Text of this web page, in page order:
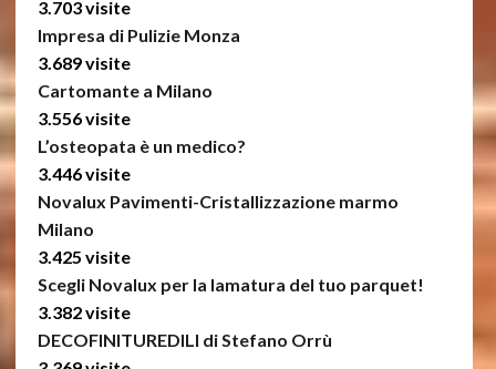
3.703 visite
Impresa di Pulizie Monza
3.689 visite
Cartomante a Milano
3.556 visite
L’osteopata è un medico?
3.446 visite
Novalux Pavimenti-Cristallizzazione marmo
Milano
3.425 visite
Scegli Novalux per la lamatura del tuo parquet!
3.382 visite
DECOFINITUREDILI di Stefano Orrù